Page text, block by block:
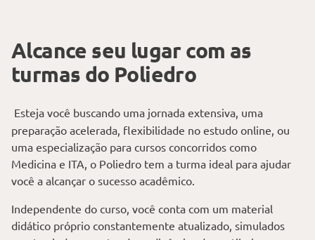
Alcance seu lugar com as
turmas do Poliedro
Esteja você buscando uma jornada extensiva, uma
preparação acelerada, flexibilidade no estudo online, ou
uma especialização para cursos concorridos como
Medicina e ITA, o Poliedro tem a turma ideal para ajudar
você a alcançar o sucesso acadêmico.
Independente do curso, você conta com um material
didático próprio constantemente atualizado, simulados